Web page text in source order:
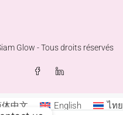
Glow - Tous droits réservés
中文 English ไทย